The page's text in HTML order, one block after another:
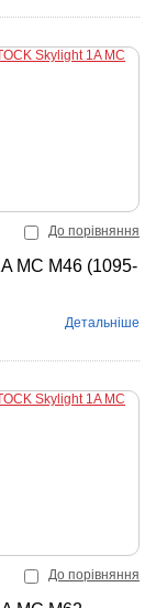
До порівняння
MC M46 (1095-
Детальніше
До порівняння